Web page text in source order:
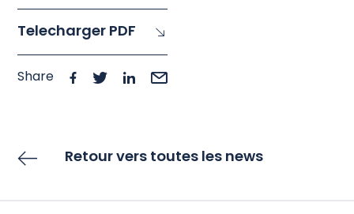
Telecharger PDF
Share
Retour vers toutes les news